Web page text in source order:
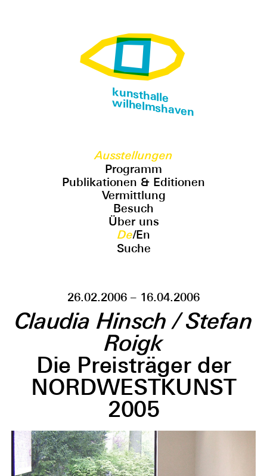
kunsthalle
wilhelmshaven
Ausstellungen
Programm
Publikationen & Editionen
Vermittlung
Besuch
Über uns
De/En
Suche
26.02.2006 – 16.04.2006
Claudia Hinsch / Stefan
Roigk
Die Preisträger der
NORDWESTKUNST
2005